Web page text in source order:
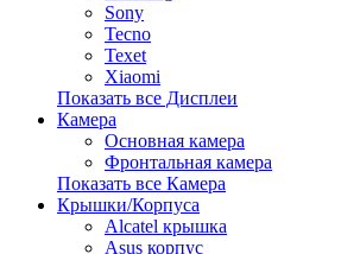
Sony
Tecno
Texet
Xiaomi
Показать все Дисплеи
Камера
Основная камера
Фронтальная камера
Показать все Камера
Крышки/Корпуса
Alcatel крышка
Asus корпус